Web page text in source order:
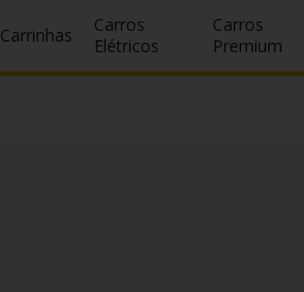
Carrinhas
Carros
Elétricos
Carros
Premium